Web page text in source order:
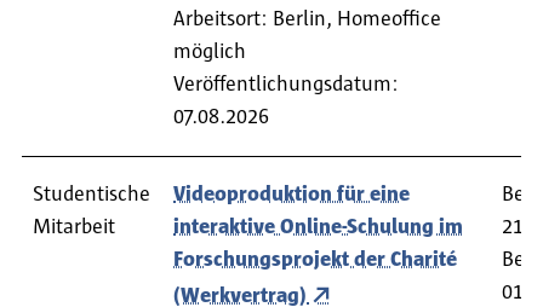
Arbeitsort: Berlin, Homeoffice
möglich
Veröffentlichungsdatum:
07.08.2026
Studentische
Mitarbeit
Videoproduktion für eine
interaktive Online-Schulung im
Forschungsprojekt der Charité
(Werkvertrag)